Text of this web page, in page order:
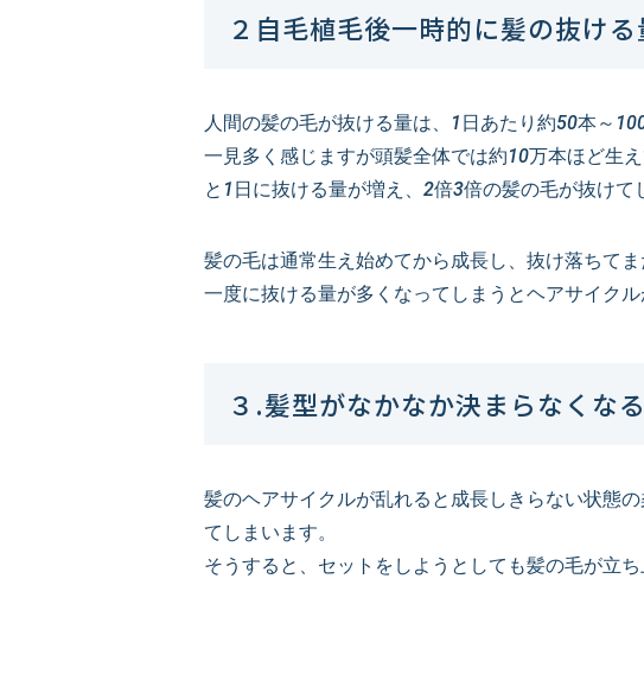
２自毛植毛後一時的に髪の抜ける
人間の髪の毛が抜ける量は、1日あたり約50本～
一見多く感じますが頭髪全体では約10万本ほど生
と1日に抜ける量が増え、2倍3倍の髪の毛が抜けて
髪の毛は通常生え始めてから成長し、抜け落ちて
一度に抜ける量が多くなってしまうとヘアサイク
３.髪型がなかなか決まらなくなる
髪のヘアサイクルが乱れると成長しきらない状態
てしまいます。
そうすると、セットをしようとしても髪の毛が立